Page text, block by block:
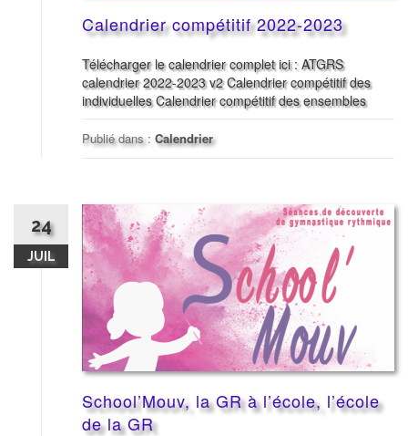
Calendrier compétitif 2022-2023
Télécharger le calendrier complet ici : ATGRS
calendrier 2022-2023 v2 Calendrier compétitif des
individuelles Calendrier compétitif des ensembles
Publié dans : Calendrier
24
JUIL
School’Mouv, la GR à l’école, l’école
de la GR